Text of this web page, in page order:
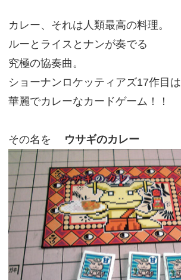
カレー、それは人類最高の料理。
ルーとライスとナンが奏でる
究極の協奏曲。
ショーナンロケッティアズ17作目は
華麗でカレーなカードゲーム！！
その名を ウサギのカレー